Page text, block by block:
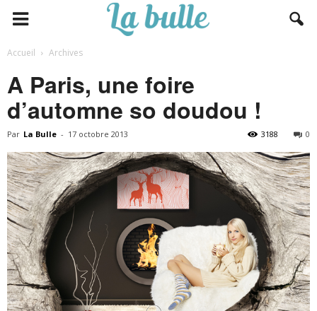
Accueil Archives
A Paris, une foire
d’automne so doudou !
Par La Bulle - 17 octobre 2013 0
3188